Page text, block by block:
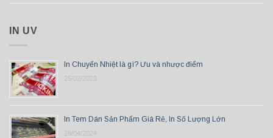
IN UV
In Chuyển Nhiệt là gì? Ưu và nhược điểm
25/02/2023
In Tem Dán Sản Phẩm Giá Rẻ, In Số Lượng Lớn
26/04/2024